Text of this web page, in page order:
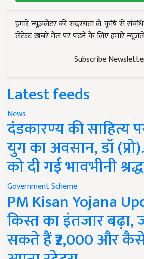
हमारे न्यूज़लेटर की सदस्यता लें. कृषि से
लेटेस्ट ख़बरें मेल पर पढ़ने के लिए हमारे
Subscribe
Latest feeds
News
दंडकारण्य की साहित्य
युग का अवसान, डॉ
को दी गई भावभीनी
Government Scheme
PM Kisan Yojana
किस्त का इंतजार
सकते हैं ₹2,000 और